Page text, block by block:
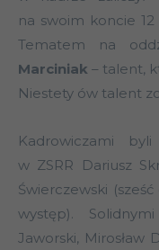
na swoim koncie
Tematem na
Marciniak – talent,
Niestety ów talent
Kadrowiczami
w ZSRR Dariusz
Świerczewski
występ).
Jaworski, Mirosław